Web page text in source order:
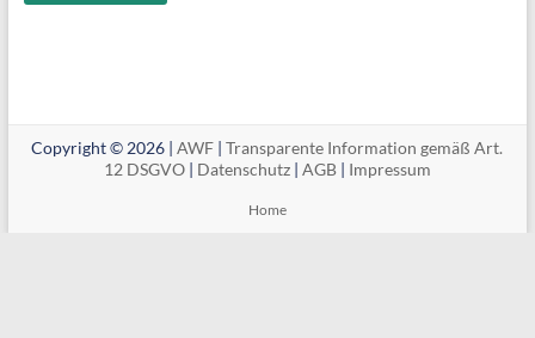
Copyright © 2026 |AWF |Transparente Information gemäß Art.
12 DSGVO| Datenschutz| AGB| Impressum
Home